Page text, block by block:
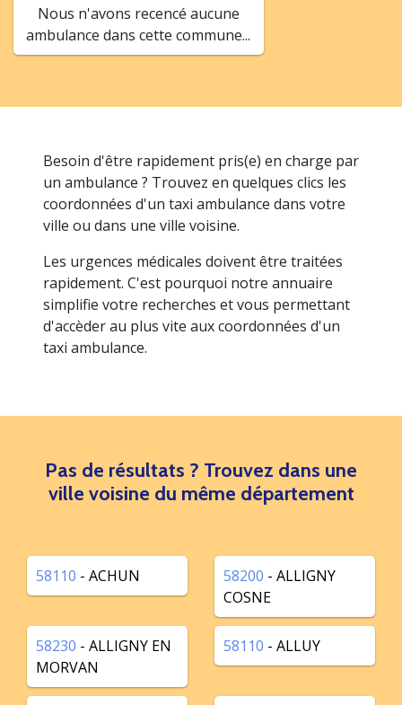
Nous n'avons recencé aucune
ambulance dans cette commune...
Besoin d'être rapidement pris(e) en charge par
un ambulance ? Trouvez en quelques clics les
coordonnées d'un taxi ambulance dans votre
ville ou dans une ville voisine.
Les urgences médicales doivent être traitées
rapidement. C'est pourquoi notre annuaire
simplifie votre recherches et vous permettant
d'accèder au plus vite aux coordonnées d'un
taxi ambulance.
Pas de résultats ? Trouvez dans une
ville voisine du même département
58110 - ACHUN 58200 - ALLIGNY
COSNE
58230 - ALLIGNY EN
MORVAN
58110 - ALLUY